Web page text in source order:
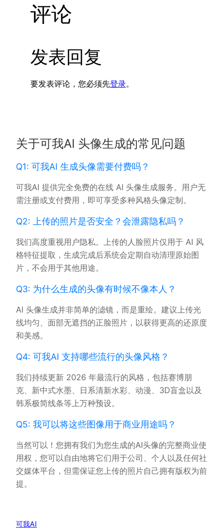
评论
发表回复
要发表评论，您必须先登录。
关于可我AI 头像生成的常见问题
Q1: 可我AI 生成头像需要付费吗？
可我AI 提供完全免费的在线 AI 头像生成服务。用户无
需注册或支付费用，即可享受多种风格头像定制。
Q2: 上传的照片是否安全？会泄露隐私吗？
我们高度重视用户隐私。上传的人脸照片仅用于 AI 风
格特征提取，生成完成后系统会定期自动清理原始图
片，不会用于其他用途。
Q3: 为什么生成的头像有时候不像本人？
AI 头像生成并非简单的滤镜，而是重绘。建议上传光
线均匀、面部无遮挡的正脸照片，以获得更高的还原度
和美感。
Q4: 可我AI 支持哪些流行的头像风格？
我们持续更新 2026 年最流行的风格，包括赛博朋
克、新中式水墨、日系清新水彩、动漫、3D盲盒以及
韩系极简线条等上万种预设。
Q5: 我可以将这些图像用于商业用途吗？
当然可以！您拥有我们为您生成的AI头像的完整商业使
用权，您可以自由地将它们用于公司、个人以及任何社
交媒体平台，但需保证您上传的照片自己拥有版权为前
提。
可我AI